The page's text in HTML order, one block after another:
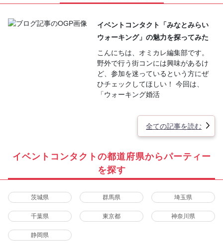
イベントコンタクト「みなとみらい
ウォーキング」の魅力を探ってみた
こんにちは、オミカレ編集部です。
野外で行う街コンには興味があるけ
ど、参加を迷っているという方にぜ
ひチェックしてほしい！ 今回は、
「ウォーキング婚活
全ての記事を読む
イベントコンタクトの都道府県からパーティー
を探す
茨城県 群馬県 埼玉県
千葉県 東京都 神奈川県
静岡県